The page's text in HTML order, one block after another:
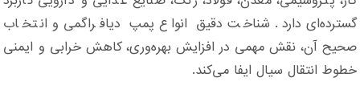
گسترده‌ای دارد. شناخت دقیق انواع پمپ دیافراگمی و انتخاب
صحیح آن، نقش مهمی در افزایش بهره‌وری، کاهش خرابی و ایمنی
خطوط انتقال سیال ایفا می‌کند.